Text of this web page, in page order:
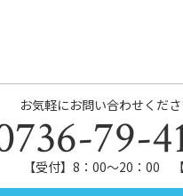
お気軽にお問い合わせくださ
79-
【受付】8：00～20：00